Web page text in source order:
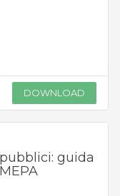
DOWNLOAD
guida